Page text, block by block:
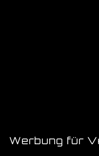
Werbung für